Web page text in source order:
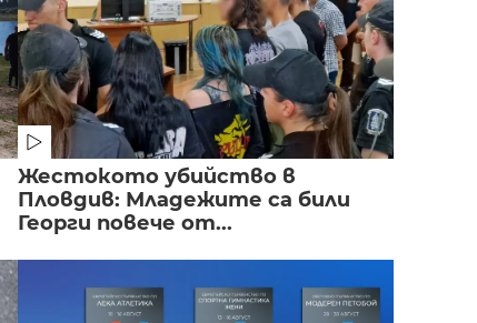
Жестокото убийство в
Пловдив: Младежите са били
Георги повече от...